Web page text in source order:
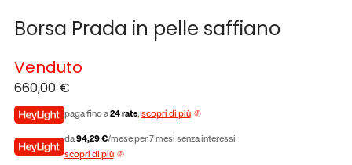
Borsa Prada in pelle saffiano
660,00 €
paga fino a24 rate, scopri di più
da94,29 €/mese per 7 mesi senza interessi
scopri di più
Venduto